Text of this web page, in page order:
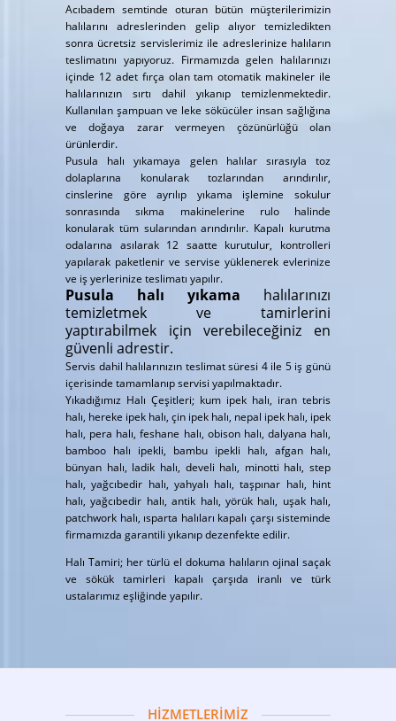
Acıbadem semtinde oturan bütün müşterilerimizin
halılarını adreslerinden gelip alıyor temizledikten
sonra ücretsiz servislerimiz ile adreslerinize halıların
teslimatını yapıyoruz. Firmamızda gelen halılarınızı
içinde 12 adet fırça olan tam otomatik makineler ile
halılarınızın sırtı dahil yıkanıp temizlenmektedir.
Kullanılan şampuan ve leke sökücüler insan sağlığına
ve doğaya zarar vermeyen çözünürlüğü olan
ürünlerdir.
Pusula halı yıkamaya gelen halılar sırasıyla toz
dolaplarına konularak tozlarından arındırılır,
cinslerine göre ayrılıp yıkama işlemine sokulur
sonrasında sıkma makinelerine rulo halinde
konularak tüm sularından arındırılır. Kapalı kurutma
odalarına asılarak 12 saatte kurutulur, kontrolleri
yapılarak paketlenir ve servise yüklenerek evlerinize
ve iş yerlerinize teslimatı yapılır.
Pusula halı yıkama halılarınızı
temizletmek ve tamirlerini
yaptırabilmek için verebileceğiniz en
güvenli adrestir.
Servis dahil halılarınızın teslimat süresi 4 ile 5 iş günü
içerisinde tamamlanıp servisi yapılmaktadır.
Yıkadığımız Halı Çeşitleri; kum ipek halı, iran tebris
halı, hereke ipek halı, çin ipek halı, nepal ipek halı, ipek
halı, pera halı, feshane halı, obison halı, dalyana halı,
bamboo halı ipekli, bambu ipekli halı, afgan halı,
bünyan halı, ladik halı, develi halı, minotti halı, step
halı, yağcıbedir halı, yahyalı halı, taşpınar halı, hint
halı, yağcıbedir halı, antik halı, yörük halı, uşak halı,
patchwork halı, ısparta halıları kapalı çarşı sisteminde
firmamızda garantili yıkanıp dezenfekte edilir.
Halı Tamiri; her türlü el dokuma halıların ojinal saçak
ve sökük tamirleri kapalı çarşıda iranlı ve türk
ustalarımız eşliğinde yapılır.
HİZMETLERİMİZ